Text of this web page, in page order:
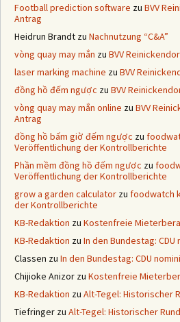
Football prediction software zu BVV
Antrag
Heidrun Brandt zu Nachnutzung “C&A”
vòng quay may mắn zu BVV
laser marking machine zu BVV
đồng hồ đếm ngược zu BVV
vòng quay may mắn online zu BVV
Antrag
đồng hồ bấm giờ đếm ngược zu
Veröffentlichung der Kontrollberichte
Phần mềm đồng hồ đếm ngược zu
Veröffentlichung der Kontrollberichte
grow a garden calculator zu foodwatch
der Kontrollberichte
KB-Redaktion zu Kostenfreie
KB-Redaktion zu In den Bundestag:
Classen zu In den Bundestag: CDU
Chijioke Anizor zu Kostenfreie
KB-Redaktion zu Alt-Tegel: Historischer
Tiefringer zu Alt-Tegel: Historischer